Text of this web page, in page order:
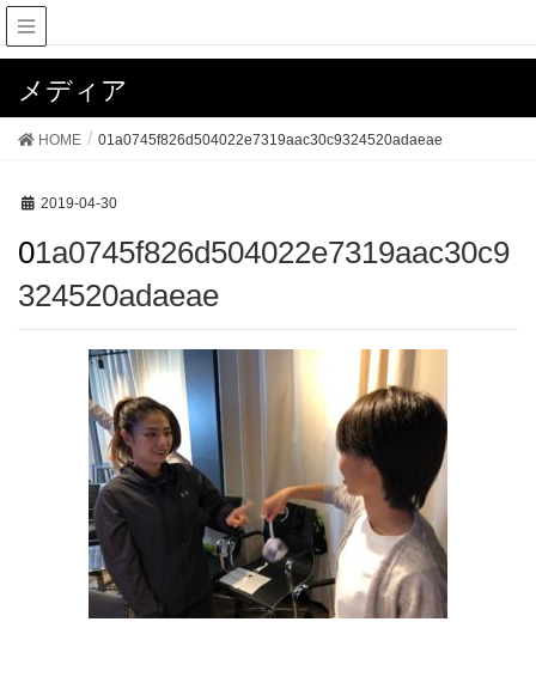
メディア
HOME 01a0745f826d504022e7319aac30c9324520adaeae
2019-04-30
01a0745f826d504022e7319aac30c9
324520adaeae